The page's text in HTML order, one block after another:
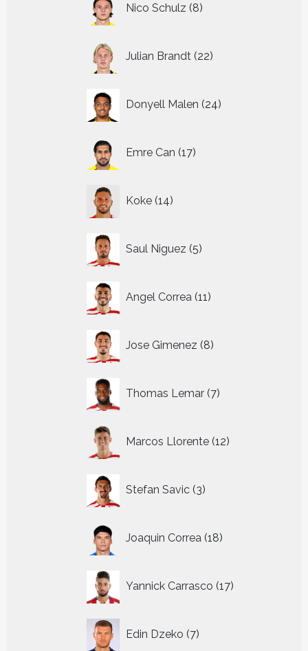
Nico Schulz 8
producten
Julian Brandt 22
producten
Donyell Malen 24
producten
Emre Can 17
producten
Koke 14
producten
Saul Niguez 5
producten
Angel Correa 11
producten
Jose Gimenez 8
producten
Thomas Lemar 7
producten
Marcos Llorente 12
producten
Stefan Savic 3
producten
Joaquin Correa 18
producten
Yannick Carrasco 17
producten
Edin Dzeko 7
producten